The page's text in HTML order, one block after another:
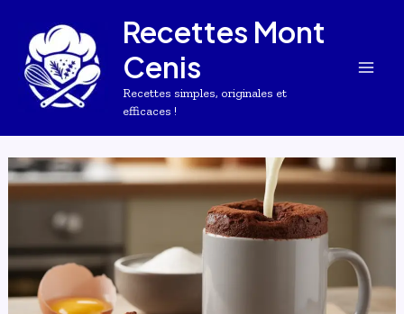
contenu
Recettes Mont
Cenis
Recettes simples, originales et
efficaces !